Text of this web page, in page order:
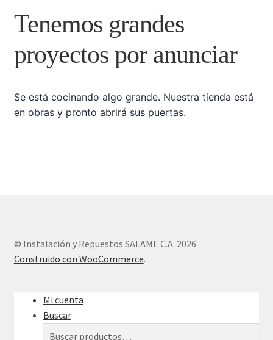
Mi cuenta
Nosotros
Sample Page
Tenemos grandes
proyectos por anunciar
Se está cocinando algo grande. Nuestra tienda está
en obras y pronto abrirá sus puertas.
© Instalación y Repuestos SALAME C.A. 2026
Construido con WooCommerce.
Mi cuenta
Buscar